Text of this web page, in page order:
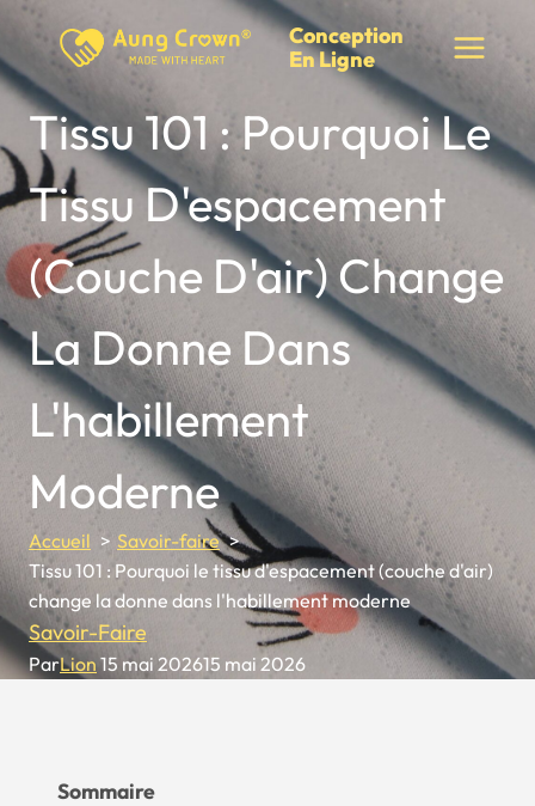
Skip
content
Conception
En Ligne
Tissu 101 : Pourquoi Le
Tissu D'espacement
(couche D'air) Change
La Donne Dans
L'habillement
Moderne
Accueil
Savoir-faire
Tissu 101 : Pourquoi le tissu d'espacement (couche d'air)
change la donne dans l'habillement moderne
Savoir-Faire
ParLion 15 mai 202615 mai 2026
Sommaire